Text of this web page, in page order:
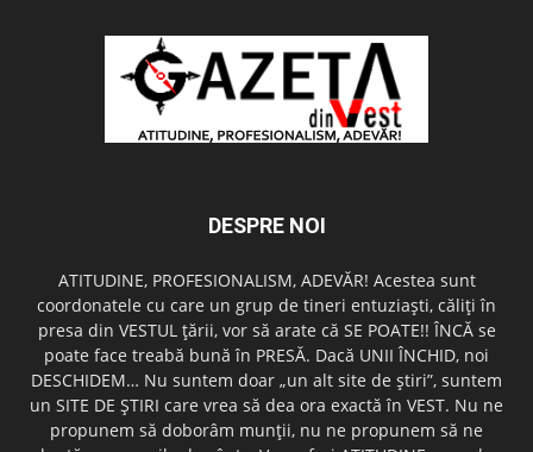
DESPRE NOI
ATITUDINE, PROFESIONALISM, ADEVĂR! Acestea sunt
coordonatele cu care un grup de tineri entuziaşti, căliţi în
presa din VESTUL ţării, vor să arate că SE POATE!! ÎNCĂ se
poate face treabă bună în PRESĂ. Dacă UNII ÎNCHID, noi
DESCHIDEM… Nu suntem doar „un alt site de ştiri”, suntem
un SITE DE ŞTIRI care vrea să dea ora exactă în VEST. Nu ne
propunem să doborâm munţii, nu ne propunem să ne